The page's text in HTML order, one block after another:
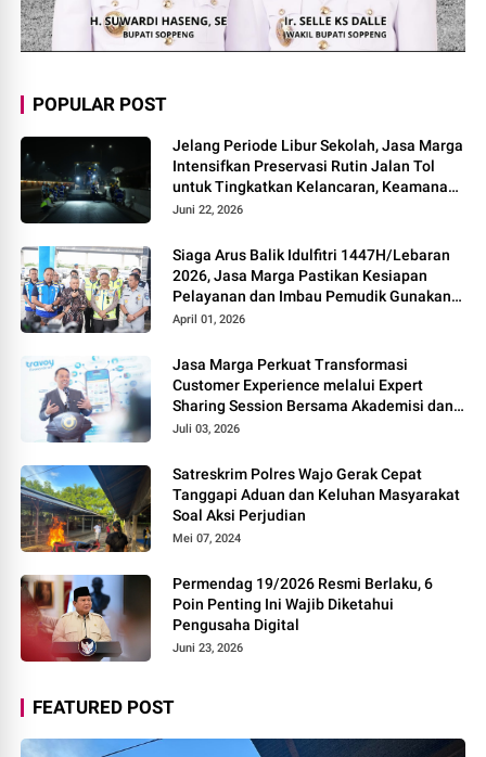
POPULAR POST
Jelang Periode Libur Sekolah, Jasa Marga
Intensifkan Preservasi Rutin Jalan Tol
untuk Tingkatkan Kelancaran, Keamanan
dan Kenyamanan Perjalanan
Juni 22, 2026
Siaga Arus Balik Idulfitri 1447H/Lebaran
2026, Jasa Marga Pastikan Kesiapan
Pelayanan dan Imbau Pemudik Gunakan
Rest Area Alternatif
April 01, 2026
Jasa Marga Perkuat Transformasi
Customer Experience melalui Expert
Sharing Session Bersama Akademisi dan
Praktisi
Juli 03, 2026
Satreskrim Polres Wajo Gerak Cepat
Tanggapi Aduan dan Keluhan Masyarakat
Soal Aksi Perjudian
Mei 07, 2024
Permendag 19/2026 Resmi Berlaku, 6
Poin Penting Ini Wajib Diketahui
Pengusaha Digital
Juni 23, 2026
FEATURED POST